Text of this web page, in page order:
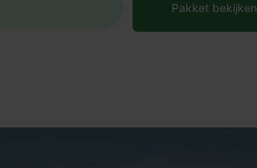
Pakket bekijken